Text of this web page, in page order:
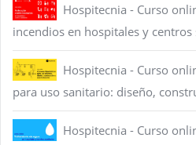
Hospitecnia - Curso
incendios en hospitales y
Hospitecnia - Curso
para uso sanitario: diseño,
Hospitecnia - Curso